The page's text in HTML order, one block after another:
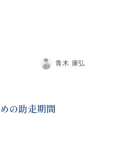
青木 康弘
の助走期間